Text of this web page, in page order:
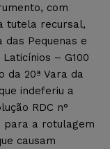
com
tutela recursal,
Pequenas e
– G100
20ª Vara da
indeferiu a
RDC n°
para a rotulagem
causam